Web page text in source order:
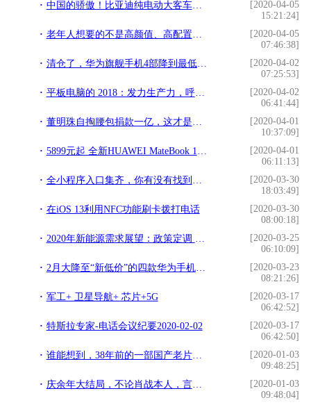
中国的骄傲！比亚迪纯电动大客车销量全球第一
[2020-04-05
15:21:24]
老年人想要的不是高颜值、高配置，而是这样的，get起来
[2020-04-05
07:46:38]
清仓了，华为旗舰手机4部降到最低价，网友：终于等到了
[2020-04-02
07:25:53]
平板电脑的 2018：发力生产力，呼唤新形态
[2020-04-02
06:41:44]
董明珠自掏腰包捐款一亿，这才是真正的中国女性
[2020-04-01
10:37:09]
5899元起 全新HUAWEI MateBook 13/14正式开售
[2020-04-01
06:11:13]
全小程序入口集齐，你有没有找到呢？
[2020-03-30
18:03:49]
在iOS 13利用NFC功能刷卡拨打电话
[2020-03-30
08:00:18]
2020年新能源需求展望：政策定调 高增可期
[2020-03-25
06:10:09]
2月大降至“新低价”的四款华为手机，你更看好其中的哪一款？
[2020-03-23
08:21:26]
军工+ 卫星导航+ 芯片+5G
[2020-03-17
06:42:52]
特斯拉专家-电话会议纪要2020-02-02
[2020-03-17
06:42:50]
谁能想到，38年前的一部国产老片，如今引起了一场全国性的热议
[2020-01-03
09:48:25]
庆余年大结局，不论肖战本人，言冰云为何讨伐声不断？
[2020-01-03
09:48:04]